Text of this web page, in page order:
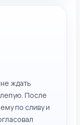
ждать
После
по сливу и